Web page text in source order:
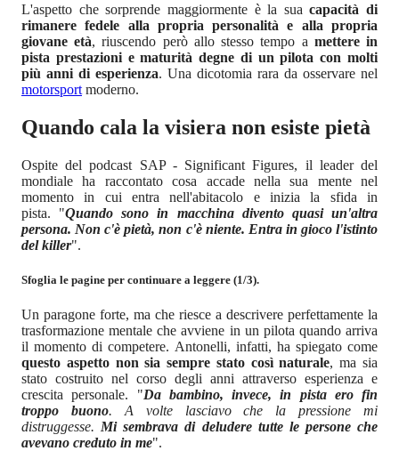
L'aspetto che sorprende maggiormente è la suacapacità di
rimanere fedele alla propria personalità e alla propria
giovane età, riuscendo però allo stesso tempo a mettere in
pista prestazioni e maturità degne di un pilota con molti
più anni di esperienza. Una dicotomia rara da osservare nel
motorsport moderno.
Quando cala la visiera non esiste pietà
Ospite del podcast SAP - Significant Figures, il leader del
mondiale ha raccontato cosa accade nella sua mente nel
momento in cui entra nell'abitacolo e inizia la sfida in
pista. "Quando sono in macchina divento quasi un'altra
persona. Non c'è pietà, non c'è niente. Entra in gioco l'istinto
del killer".
Sfoglia le pagine per continuare a leggere (1/3).
Un paragone forte, ma che riesce a descrivere perfettamente la
trasformazione mentale che avviene in un pilota quando arriva
il momento di competere. Antonelli, infatti, ha spiegato come
questo aspetto non sia sempre stato così naturale, ma sia
stato costruito nel corso degli anni attraverso esperienza e
crescita personale. "Da bambino, invece, in pista ero fin
troppo buono. A volte lasciavo che la pressione mi
distruggesse. Mi sembrava di deludere tutte le persone che
avevano creduto in me".